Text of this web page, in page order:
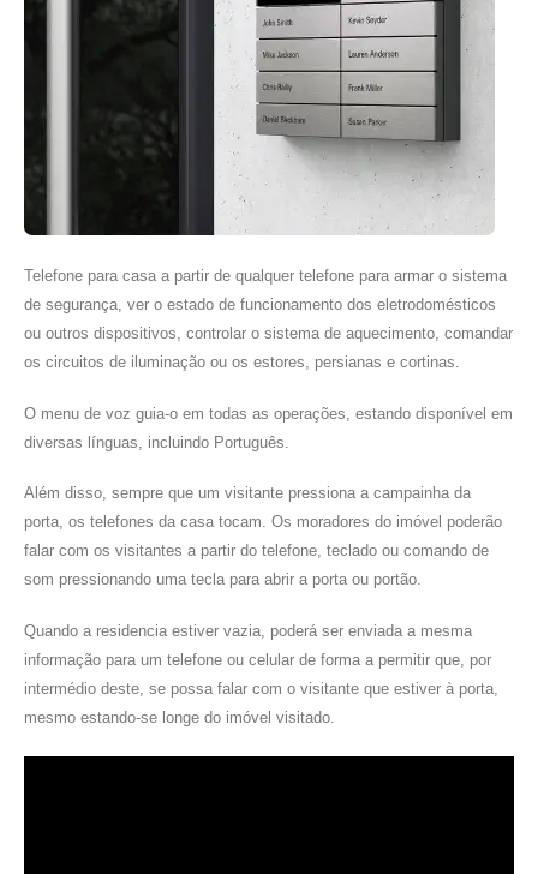
Telefone para casa a partir de qualquer telefone para armar o sistema
de segurança, ver o estado de funcionamento dos eletrodomésticos
ou outros dispositivos, controlar o sistema de aquecimento, comandar
os circuitos de iluminação ou os estores, persianas e cortinas.
O menu de voz guia-o em todas as operações, estando disponível em
diversas línguas, incluindo Português.
Além disso, sempre que um visitante pressiona a campainha da
porta, os telefones da casa tocam. Os moradores do imóvel poderão
falar com os visitantes a partir do telefone, teclado ou comando de
som pressionando uma tecla para abrir a porta ou portão.
Quando a residencia estiver vazia, poderá ser enviada a mesma
informação para um telefone ou celular de forma a permitir que, por
intermédio deste, se possa falar com o visitante que estiver à porta,
mesmo estando-se longe do imóvel visitado.